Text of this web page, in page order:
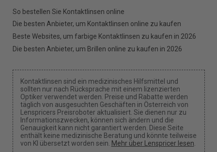
So bestellen Sie Kontaktlinsen online
Die besten Anbieter, um Kontaktlinsen online zu kaufen
Beste Websites, um farbige Kontaktlinsen zu kaufen in 2026
Die besten Anbieter, um Brillen online zu kaufen in 2026
Kontaktlinsen sind ein medizinisches Hilfsmittel und
sollten nur nach Rücksprache mit einem lizenzierten
Optiker verwendet werden. Preise und Rabatte werden
täglich von ausgesuchten Geschäften in Österreich von
Lenspricers Preisroboter aktualisiert. Sie dienen nur zu
Informationszwecken, können sich ändern und die
Genauigkeit kann nicht garantiert werden. Diese Seite
enthält keine medizinische Beratung und könnte teilweise
von KI übersetzt worden sein. Mehr über Lenspricer lesen